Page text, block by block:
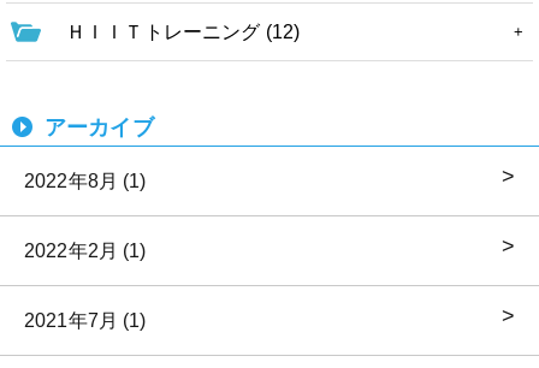
ＨＩＩＴトレーニング (12)
アーカイブ
2022年8月 (1)
2022年2月 (1)
2021年7月 (1)